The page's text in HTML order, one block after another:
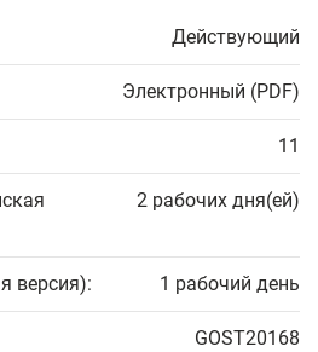
Действующий
Электронный (PDF)
11
2 рабочих дня(ей)
версия): 1 рабочий день
GOST20168